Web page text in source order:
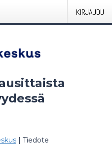
KIRJAUDU
| Tiedote